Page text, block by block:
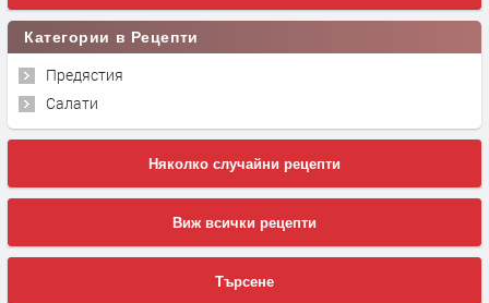
Категории в Рецепти
Предястия
Салати
Няколко случайни рецепти
Виж всички рецепти
Търсене